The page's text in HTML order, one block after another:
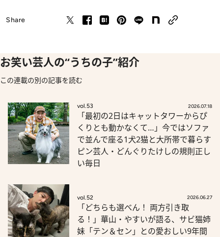
Share
お笑い芸人の“うちの子”紹介
この連載の別の記事を読む
vol.53 2026.07.18
「最初の2日はキャットタワーからぴ
くりとも動かなくて…」今ではソファ
で並んで座る1犬2猫と大所帯で暮らす
ピン芸人・どんぐりたけしの規則正し
い毎日
vol.52 2026.06.27
「どちらも選べん！ 両方引き取
る！」華山・やすいが語る、サビ猫姉
妹「テン＆セン」との愛おしい9年間